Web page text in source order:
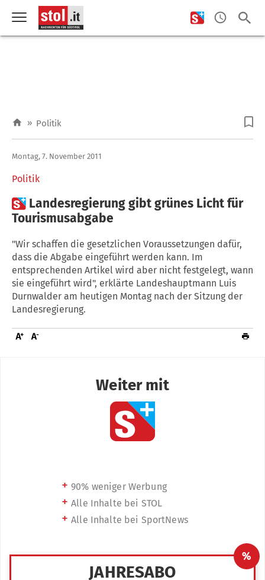
» Politik
Politik
Montag, 7. November 2011
 Landesregierung gibt grünes Licht für
Tourismusabgabe
"Wir schaffen die gesetzlichen Voraussetzungen dafür,
dass die Abgabe eingeführt werden kann. Im
entsprechenden Artikel wird aber nicht festgelegt, wann
sie eingeführt wird", erklärte Landeshauptmann Luis
Durnwalder am heutigen Montag nach der Sitzung der
Landesregierung.